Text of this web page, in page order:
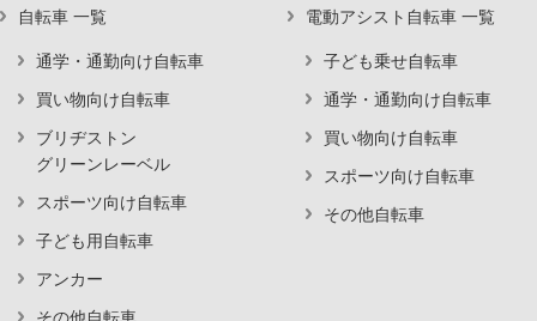
自転車 一覧
通学・通勤向け自転車
買い物向け自転車
ブリヂストン
グリーンレーベル
スポーツ向け自転車
子ども用自転車
アンカー
電動アシスト自転車 一覧
子ども乗せ自転車
通学・通勤向け自転車
買い物向け自転車
スポーツ向け自転車
その他自転車